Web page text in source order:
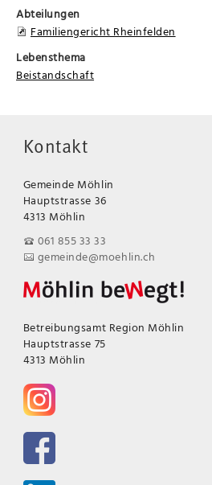
Abteilungen
Familiengericht Rheinfelden
Lebensthema
Beistandschaft
Kontakt
Gemeinde Möhlin
Hauptstrasse 36
4313 Möhlin
061 855 33 33
gemeinde@moehlin.ch
Betreibungsamt Region Möhlin
Hauptstrasse 75
4313 Möhlin